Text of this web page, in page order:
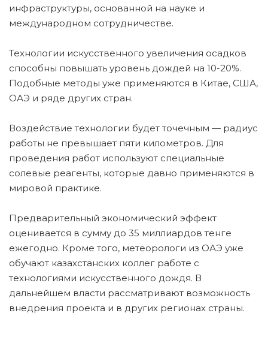
инфраструктуры, основанной на науке и
международном сотрудничестве.
Технологии искусственного увеличения осадков
способны повышать уровень дождей на 10-20%.
Подобные методы уже применяются в Китае, США,
ОАЭ и ряде других стран.
Воздействие технологии будет точечным — радиус
работы не превышает пяти километров. Для
проведения работ используют специальные
солевые реагенты, которые давно применяются в
мировой практике.
Предварительный экономический эффект
оценивается в сумму до 35 миллиардов тенге
ежегодно. Кроме того, метеорологи из ОАЭ уже
обучают казахстанских коллег работе с
технологиями искусственного дождя. В
дальнейшем власти рассматривают возможность
внедрения проекта и в других регионах страны.